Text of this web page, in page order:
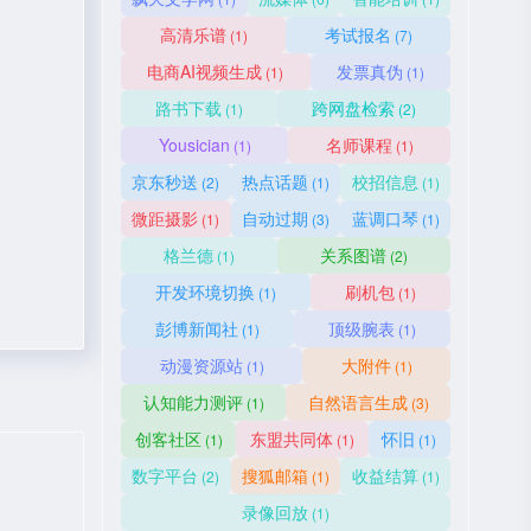
高清乐谱(1) 考试报名 (7)
电商AI视频生成 (1) 发票真伪 (1)
路书下载 (1) 跨网盘检索 (2)
Yousician (1) 名师课程 (1)
京东秒送 (2) 热点话题 (1) 校招信息 (1)
微距摄影 (1) 自动过期 (3) 蓝调口琴 (1)
格兰德 (1) 关系图谱 (2)
开发环境切换 (1) 刷机包 (1)
彭博新闻社 (1) 顶级腕表 (1)
动漫资源站(1) 大附件(1)
认知能力测评(1) 自然语言生成(3)
创客社区(1) 东盟共同体(1) 怀旧 (1)
数字平台 (2) 搜狐邮箱 (1) 收益结算(1)
录像回放 (1)